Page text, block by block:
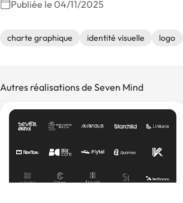
Publiée le 04/11/2025
charte graphique identité visuelle logo
Autres réalisations de Seven Mind